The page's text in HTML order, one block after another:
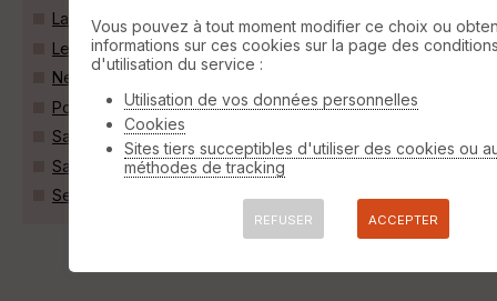
Largeasse (79240)
Le Beugnon (79130)
Neuvy-Bouin (79130)
Pougne-Hérisson (79130)
Saint-Aubin-le-Cloud (79450)
Saint-Marc-la-Lande (79310)
Secondigny (79130)
Vous pouvez à tout moment modifier ce choix ou
informations sur ces cookies sur la page des
d'utilisation du service :
Utilisation de vos données personnelles
Cookies
Sites tiers succeptibles d'utiliser des cookies ou
méthodes de tracking
REFUSER ACCEPTER